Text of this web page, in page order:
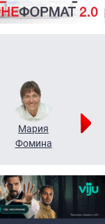
Мария
Фомина